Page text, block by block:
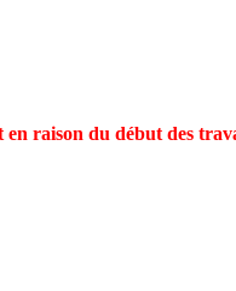
raison du début des